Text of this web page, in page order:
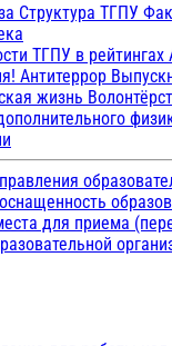
Структура ТГПУ
ТГПУ в рейтингах
Антитеррор
жизнь
для приема